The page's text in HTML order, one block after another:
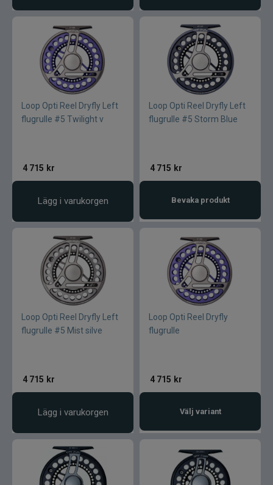
Loop Opti Reel Dryfly Left
flugrulle #5 Twilight v
4 715 kr
Lägg i varukorgen
Loop Opti Reel Dryfly Left
flugrulle #5 Storm Blue
4 715 kr
Bevaka produkt
Loop Opti Reel Dryfly Left
flugrulle #5 Mist silve
4 715 kr
Lägg i varukorgen
Loop Opti Reel Dryfly
flugrulle
4 715 kr
Välj variant